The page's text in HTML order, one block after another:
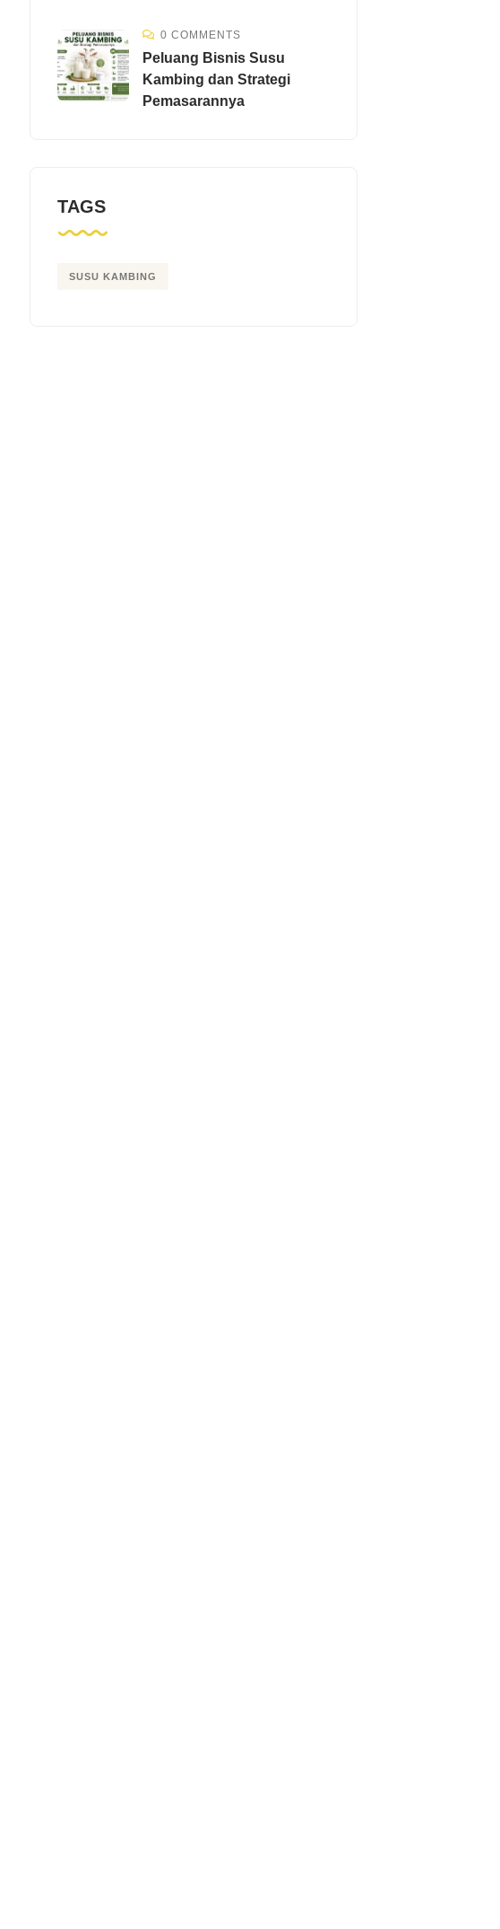
0 COMMENTS
Peluang Bisnis Susu
Kambing dan Strategi
Pemasarannya
TAGS
SUSU KAMBING